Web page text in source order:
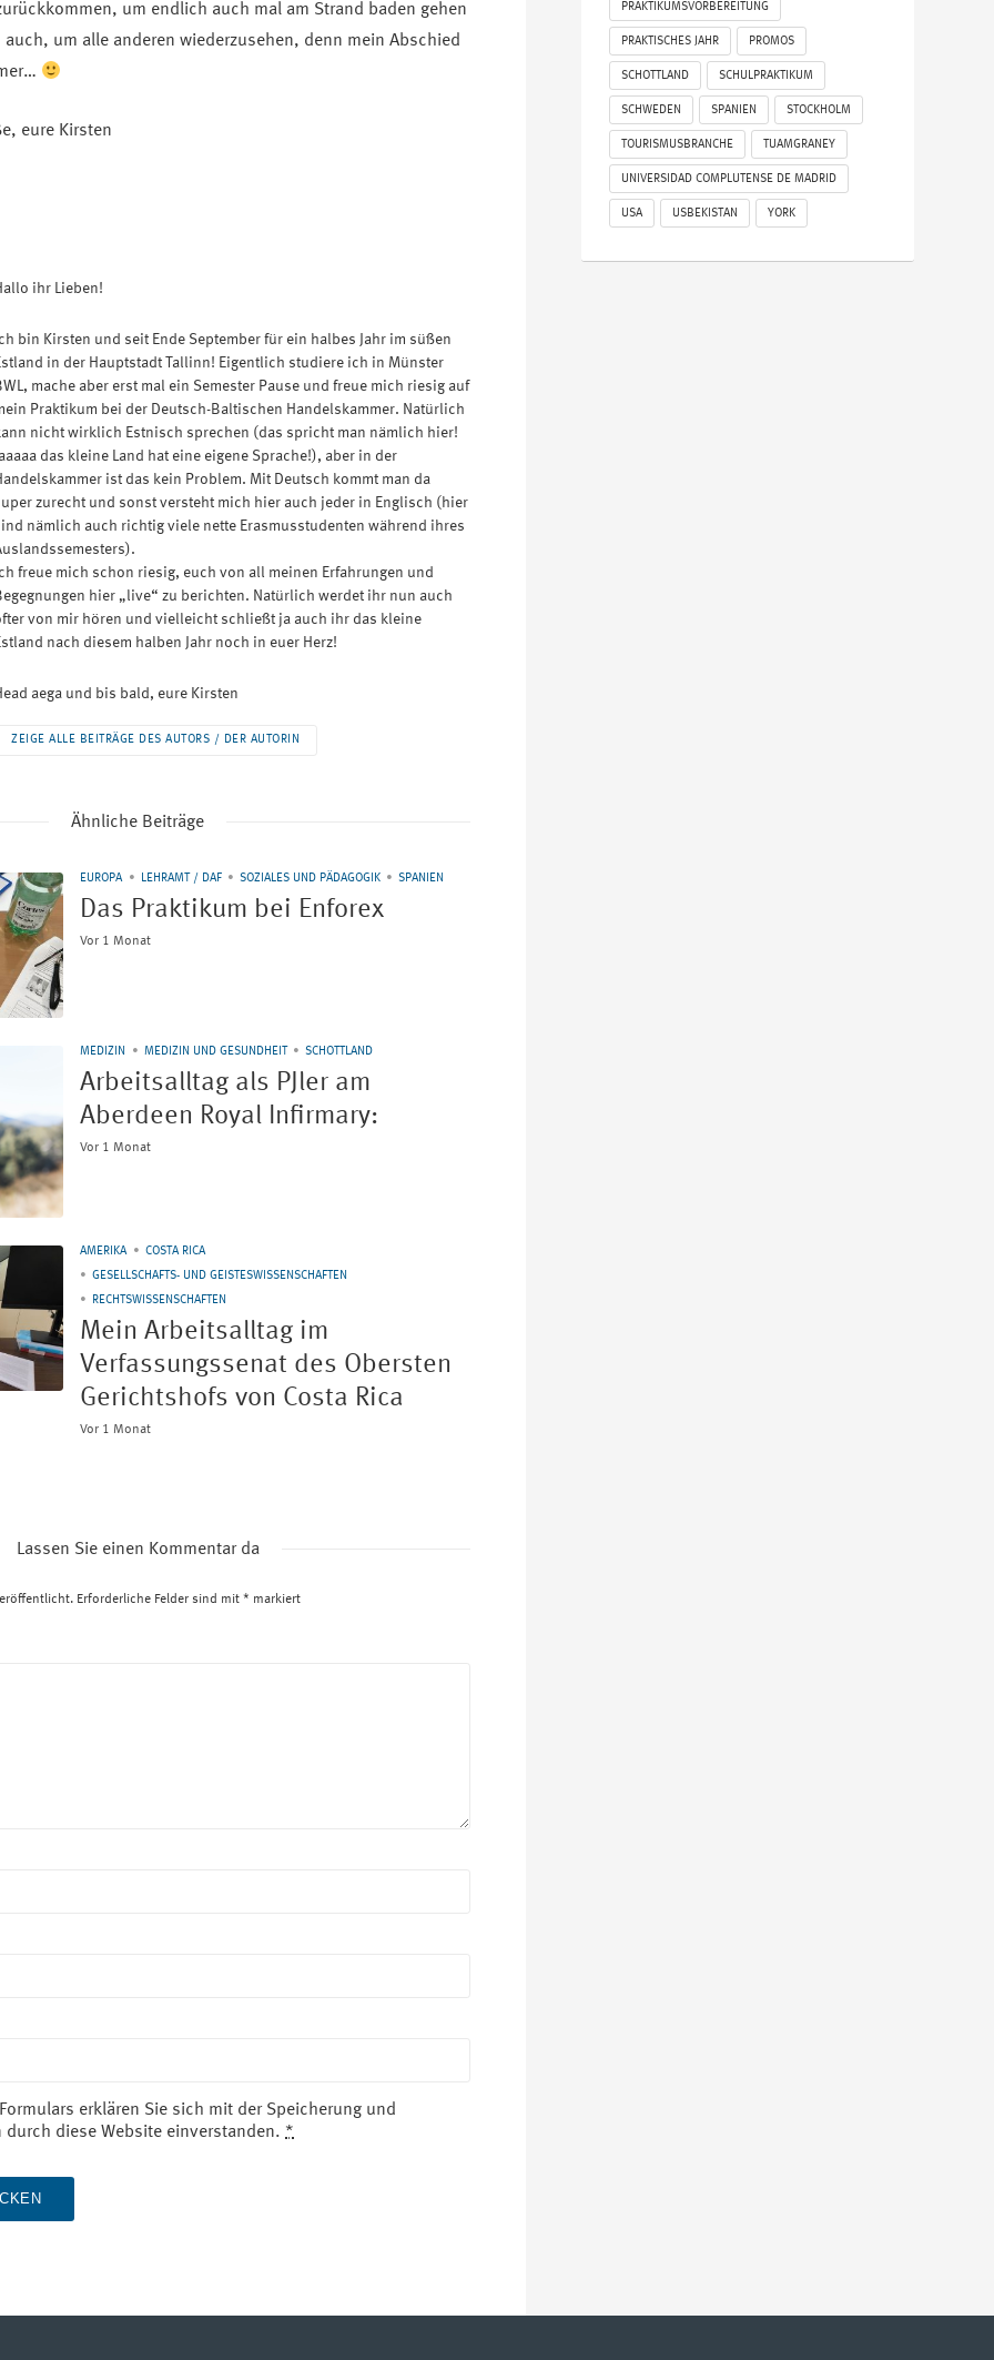
um endlich auch mal am Strand baden gehen
um alle anderen wiederzusehen, denn mein Abschied
eure Kirsten
ihr Lieben!
bin Kirsten und seit Ende September für ein halbes Jahr im süßen
in der Hauptstadt Tallinn! Eigentlich studiere ich in Münster
mache aber erst mal ein Semester Pause und freue mich riesig auf
Praktikum bei der Deutsch-Baltischen Handelskammer. Natürlich
nicht wirklich Estnisch sprechen (das spricht man nämlich hier!
das kleine Land hat eine eigene Sprache!), aber in der
ist das kein Problem. Mit Deutsch kommt man da
zurecht und sonst versteht mich hier auch jeder in Englisch (hier
nämlich auch richtig viele nette Erasmusstudenten während ihres
freue mich schon riesig, euch von all meinen Erfahrungen und
hier „live“ zu berichten. Natürlich werdet ihr nun auch
von mir hören und vielleicht schließt ja auch ihr das kleine
nach diesem halben Jahr noch in euer Herz!
aega und bis bald, eure Kirsten
ZEIGE ALLE BEITRÄGE DES AUTORS / DER AUTORIN
Ähnliche Beiträge
EUROPA LEHRAMT / DAF SOZIALES UND PÄDAGOGIK SPANIEN
Das Praktikum bei Enforex
Vor 1 Monat
MEDIZIN MEDIZIN UND GESUNDHEIT SCHOTTLAND
Arbeitsalltag als PJler am
Aberdeen Royal Infirmary:
Vor 1 Monat
AMERIKA
COSTA RICA
GESELLSCHAFTS- UND GEISTESWISSENSCHAFTEN
RECHTSWISSENSCHAFTEN
Mein Arbeitsalltag im
Verfassungssenat des Obersten
Gerichtshofs von Costa Rica
Vor 1 Monat
Lassen Sie einen Kommentar da
Erforderliche Felder sind mit * markiert
erklären Sie sich mit der Speicherung und
durch diese Website einverstanden. *
PRAKTIKUMSVORBEREITUNG
PRAKTISCHES JAHR PROMOS
SCHOTTLAND SCHULPRAKTIKUM
SCHWEDEN SPANIEN STOCKHOLM
TOURISMUSBRANCHE TUAMGRANEY
UNIVERSIDAD COMPLUTENSE DE MADRID
USA USBEKISTAN YORK